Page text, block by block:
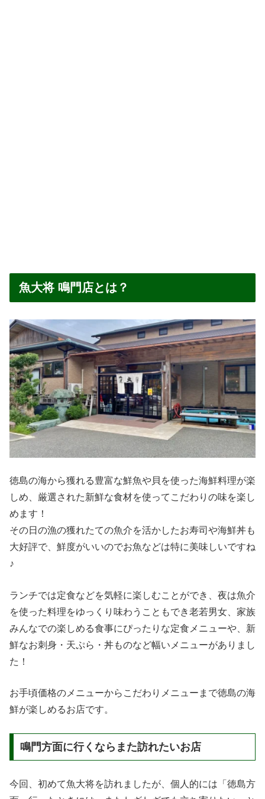
魚大将 鳴門店とは？
徳島の海から獲れる豊富な鮮魚や貝を使った海鮮料理が楽
しめ、厳選された新鮮な食材を使ってこだわりの味を楽し
めます！
その日の漁の獲れたての魚介を活かしたお寿司や海鮮丼も
大好評で、鮮度がいいのでお魚などは特に美味しいですね
♪
ランチでは定食などを気軽に楽しむことができ、夜は魚介
を使った料理をゆっくり味わうこともでき老若男女、家族
みんなでの楽しめる食事にぴったりな定食メニューや、新
鮮なお刺身・天ぷら・丼ものなど幅いメニューがありまし
た！
お手頃価格のメニューからこだわりメニューまで徳島の海
鮮が楽しめるお店です。
鳴門方面に行くならまた訪れたいお店
今回、初めて魚大将を訪れましたが、個人的には「徳島方